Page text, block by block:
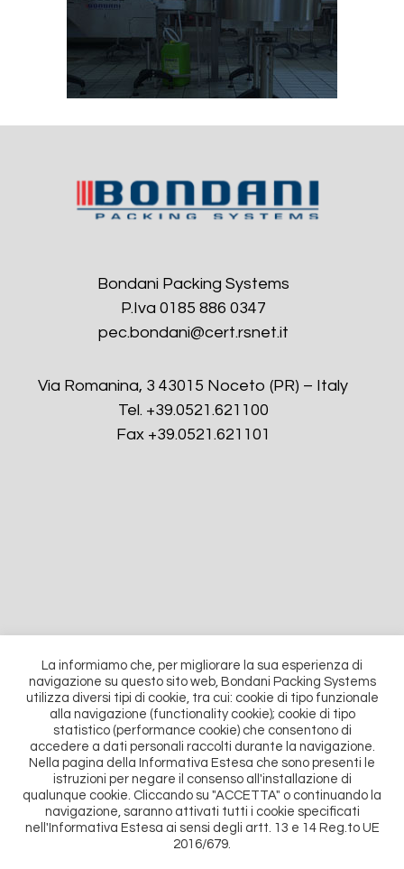
Bondani Packing Systems
P.Iva 0185 886 0347
pec.bondani@cert.rsnet.it
Via Romanina, 3 43015 Noceto (PR) – Italy
Tel. +39.0521.621100
Fax +39.0521.621101
CONTATTACI
Modulo di contatto
Seguici su linkedin
La informiamo che, per migliorare la sua esperienza di
navigazione su questo sito web, Bondani Packing Systems
utilizza diversi tipi di cookie, tra cui: cookie di tipo funzionale
alla navigazione (functionality cookie); cookie di tipo
statistico (performance cookie) che consentono di
accedere a dati personali raccolti durante la navigazione.
Nella pagina della Informativa Estesa che sono presenti le
istruzioni per negare il consenso all'installazione di
qualunque cookie. Cliccando su "ACCETTA" o continuando la
navigazione, saranno attivati tutti i cookie specificati
nell'Informativa Estesa ai sensi degli artt. 13 e 14 Reg.to UE
2016/679.